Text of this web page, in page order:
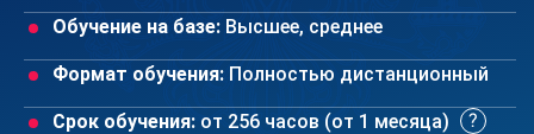
Обучение на базе: Высшее, среднее
Формат обучения: Полностью дистанционный
Срок обучения: от 256 часов (от 1 месяца)